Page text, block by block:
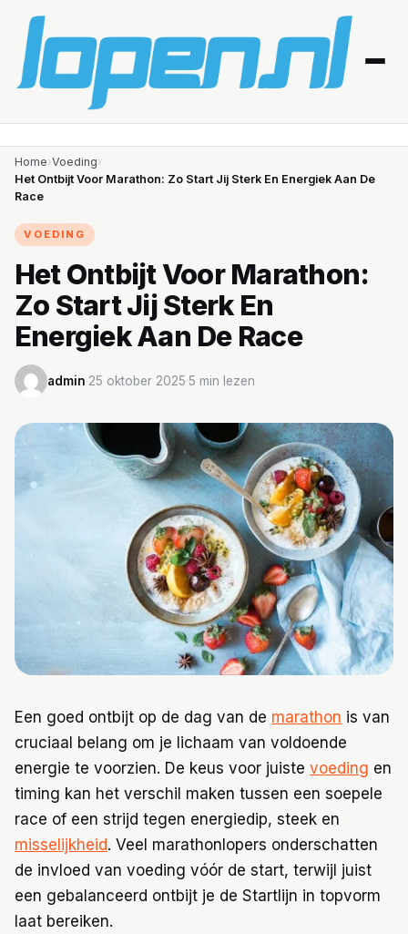
Home
Afvallen
Blessures
Gezondheid
Producten
Routes
Trainingen
Voeding
Home›Voeding›
Het Ontbijt Voor Marathon: Zo Start Jij Sterk En Energiek Aan De
Race
VOEDING
Het Ontbijt Voor Marathon:
Zo Start Jij Sterk En
Energiek Aan De Race
admin·25 oktober 2025·5 min lezen
Een goed ontbijt op de dag van de marathon is van
cruciaal belang om je lichaam van voldoende
energie te voorzien. De keus voor juiste voeding en
timing kan het verschil maken tussen een soepele
race of een strijd tegen energiedip, steek en
misselijkheid. Veel marathonlopers onderschatten
de invloed van voeding vóór de start, terwijl juist
een gebalanceerd ontbijt je de Startlijn in topvorm
laat bereiken.